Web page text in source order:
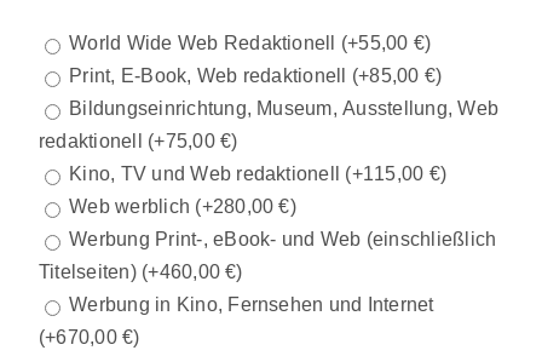
World Wide Web Redaktionell (+55,00 €)
Print, E-Book, Web redaktionell (+85,00 €)
Bildungseinrichtung, Museum, Ausstellung, Web
redaktionell (+75,00 €)
Kino, TV und Web redaktionell (+115,00 €)
Web werblich (+280,00€)
Werbung Print-, eBook- und Web (einschließlich
Titelseiten) (+460,00€)
Werbung in Kino, Fernsehen und Internet
(+670,00€)